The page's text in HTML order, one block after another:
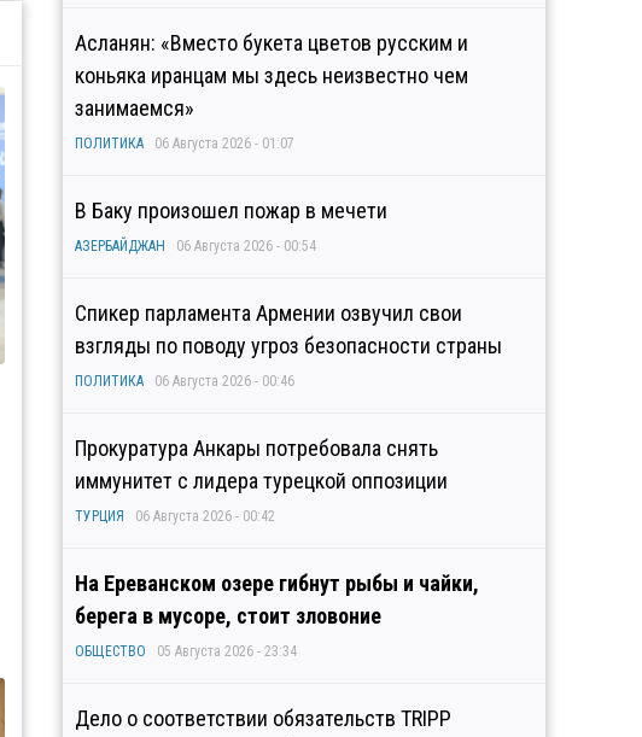
Асланян: «Вместо букета цветов русским и
коньяка иранцам мы здесь неизвестно чем
занимаемся»
ПОЛИТИКА 06 Августа 2026 - 01:07
В Баку произошел пожар в мечети
АЗЕРБАЙДЖАН 06 Августа 2026 - 00:54
Спикер парламента Армении озвучил свои
взгляды по поводу угроз безопасности страны
ПОЛИТИКА 06 Августа 2026 - 00:46
Прокуратура Анкары потребовала снять
иммунитет с лидера турецкой оппозиции
ТУРЦИЯ 06 Августа 2026 - 00:42
На Ереванском озере гибнут рыбы и чайки,
берега в мусоре, стоит зловоние
ОБЩЕСТВО 05 Августа 2026 - 23:34
Дело о соответствии обязательств TRIPP